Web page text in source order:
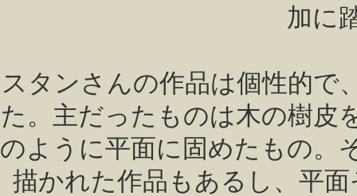
加に
スタンさんの作品は個性的で
た。主だったものは木の樹皮
のように平面に固めたもの。
描かれた作品もあるし、平